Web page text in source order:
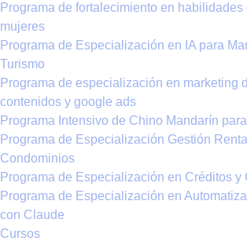
Programa de fortalecimiento en habilidades
mujeres
Programa de Especialización en IA para
Turismo
Programa de especialización en marketing
contenidos y google ads
Programa Intensivo de Chino Mandarín
Programa de Especialización Gestión
Condominios
Programa de Especialización en Créditos y
Programa de Especialización en
con Claude
Cursos